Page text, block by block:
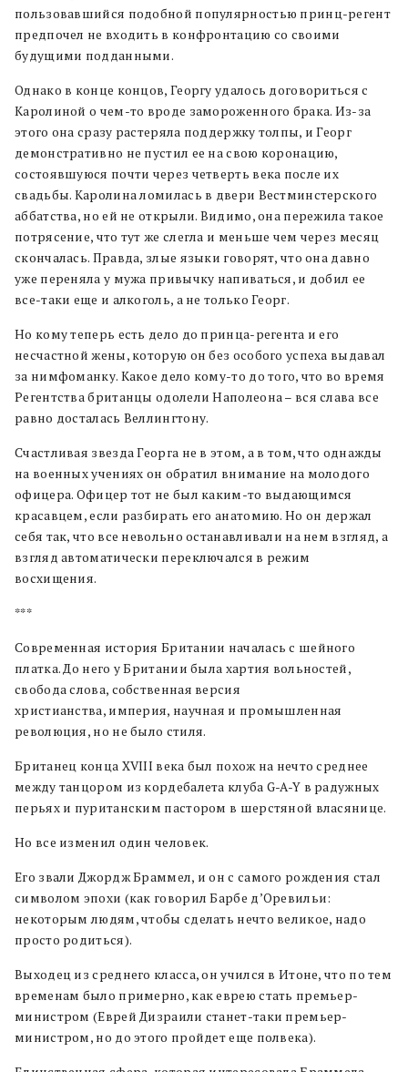
пользовавшийся подобной популярностью принц-регент
предпочел не входить в конфронтацию со своими
будущими подданными.
Однако в конце концов, Георгу удалось договориться с
Каролиной о чем-то вроде замороженного брака. Из-за
этого она сразу растеряла поддержку толпы, и Георг
демонстративно не пустил ее на свою коронацию,
состоявшуюся почти через четверть века после их
свадьбы. Каролина ломилась в двери Вестминстерского
аббатства, но ей не открыли. Видимо, она пережила такое
потрясение, что тут же слегла и меньше чем через месяц
скончалась. Правда, злые языки говорят, что она давно
уже переняла у мужа привычку напиваться, и добил ее
все-таки еще и алкоголь, а не только Георг.
Но кому теперь есть дело до принца-регента и его
несчастной жены, которую он без особого успеха выдавал
за нимфоманку. Какое дело кому-то до того, что во время
Регентства британцы одолели Наполеона – вся слава все
равно досталась Веллингтону.
Счастливая звезда Георга не в этом, а в том, что однажды
на военных учениях он обратил внимание на молодого
офицера. Офицер тот не был каким-то выдающимся
красавцем, если разбирать его анатомию. Но он держал
себя так, что все невольно останавливали на нем взгляд, а
взгляд автоматически переключался в режим
восхищения.
***
Современная история Британии началась с шейного
платка. До него у Британии была хартия вольностей,
свобода слова, собственная версия
христианства, империя, научная и промышленная
революция, но не было стиля.
Британец конца XVIII века был похож на нечто среднее
между танцором из кордебалета клуба G-A-Y в радужных
перьях и пуританским пастором в шерстяной власянице.
Но все изменил один человек.
Его звали Джордж Браммел, и он с самого рождения стал
символом эпохи (как говорил Барбе д’Оревильи:
некоторым людям, чтобы сделать нечто великое, надо
просто родиться).
Выходец из среднего класса, он учился в Итоне, что по тем
временам было примерно, как еврею стать премьер-
министром (Еврей Дизраили станет-таки премьер-
министром, но до этого пройдет еще полвека).